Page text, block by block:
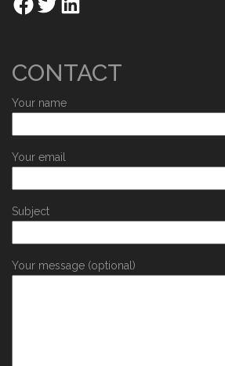
CONTACT
Your name
Your email
Subject
Your message (optional)